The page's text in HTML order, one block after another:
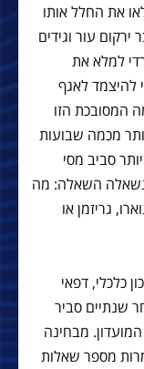
את החלל אותו
עור וגידים
למלא את
להיצמד לאגף
המסובכת הזו
מכמה שבועות
סביב מסי
נשאלה השאלה: מה
גריזמן או
כלכלי, דפאי
שנתיים סביר
מבחינה
מספר שאלות